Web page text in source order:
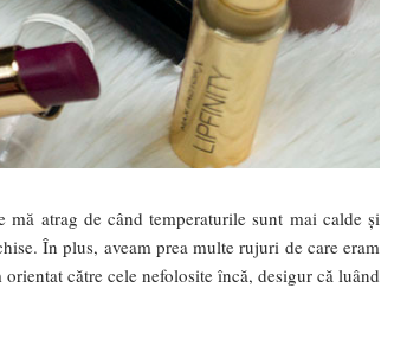
atrag de când temperaturile sunt mai calde și
În plus, aveam prea multe rujuri de care eram
către cele nefolosite încă, desigur că luând